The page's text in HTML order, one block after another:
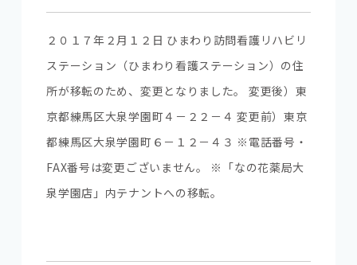
２０１７年２月１２日 ひまわり訪問看護リハビリ
ステーション（ひまわり看護ステーション）の住
所が移転のため、変更となりました。 変更後）東
京都練馬区大泉学園町４－２２－４ 変更前）東京
都練馬区大泉学園町６－１２－４３ ※電話番号・
FAX番号は変更ございません。 ※「なの花薬局大
泉学園店」内テナントへの移転。